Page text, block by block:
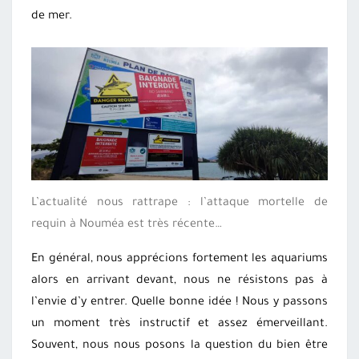
de mer.
L’actualité nous rattrape : l’attaque mortelle de
requin à Nouméa est très récente…
En général, nous apprécions fortement les aquariums
alors en arrivant devant, nous ne résistons pas à
l’envie d’y entrer. Quelle bonne idée ! Nous y passons
un moment très instructif et assez émerveillant.
Souvent, nous nous posons la question du bien être